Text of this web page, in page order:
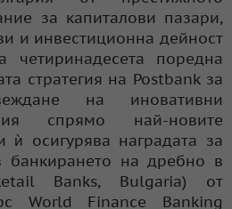
за капиталови пазари,
и инвестиционна дейност
четиринадесета поредна
стратегия на Postbank за
на иновативни
спрямо най-новите
ѝ осигурява наградата за
банкирането на дребно в
Banks, Bulgaria) от
World Finance Banking